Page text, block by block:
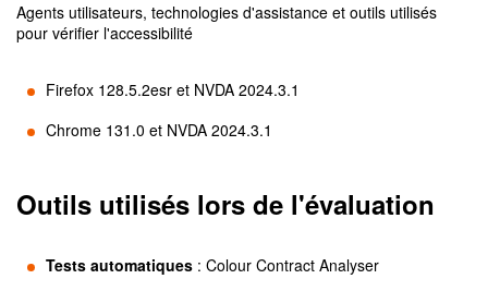
Agents utilisateurs, technologies d'assistance et outils utilisés
pour vérifier l'accessibilité
Firefox 128.5.2esr et NVDA 2024.3.1
Chrome 131.0 et NVDA 2024.3.1
Outils utilisés lors de l'évaluation
Tests automatiques : Colour Contract Analyser